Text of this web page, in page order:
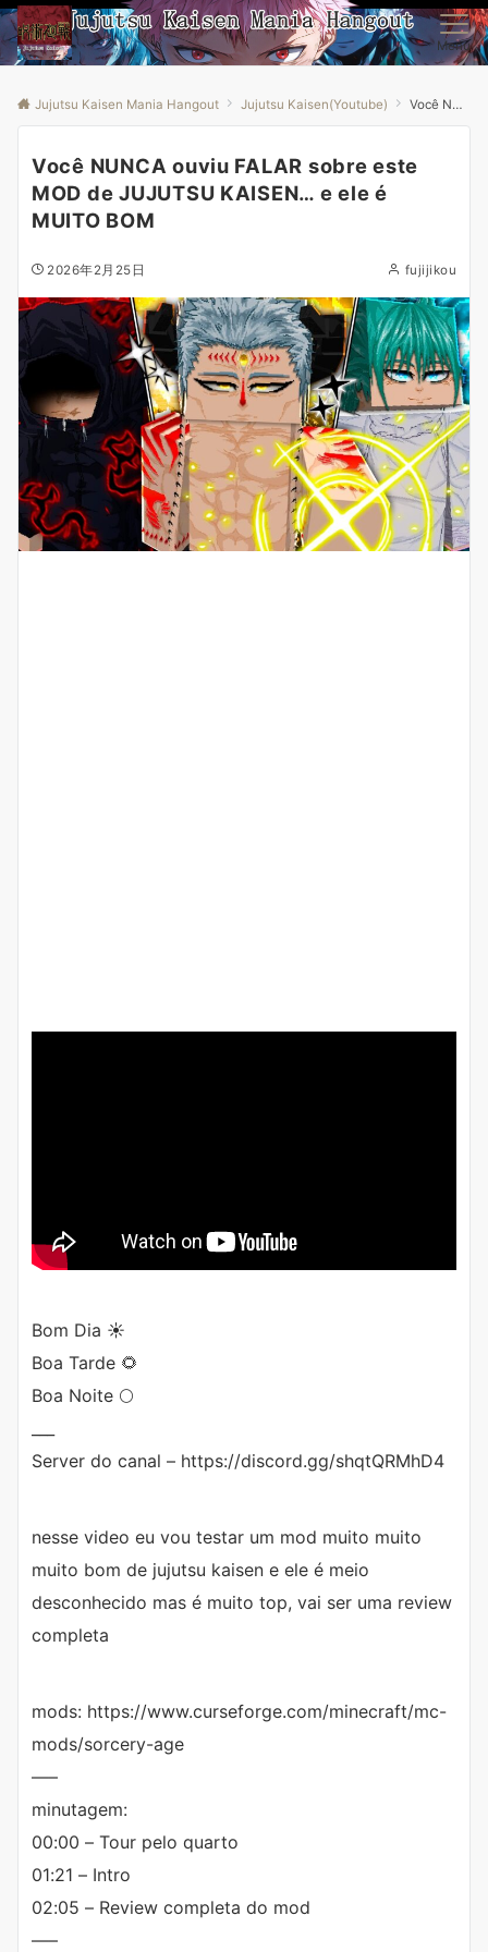
Menu
Jujutsu Kaisen Mania Hangout Jujutsu Kaisen(Youtube) Você NUNCA ouviu FALAR sobre este MOD de JUJUTSU KAISEN… e ele é MUITO BOM
Você NUNCA ouviu FALAR sobre este
MOD de JUJUTSU KAISEN… e ele é
MUITO BOM
2026年2月25日 fujijikou
Bom Dia ☀️
Boa Tarde 🌻
Boa Noite 🌕
Server do canal – https://discord.gg/shqtQRMhD4
nesse video eu vou testar um mod muito muito
muito bom de jujutsu kaisen e ele é meio
desconhecido mas é muito top, vai ser uma review
completa
mods: https://www.curseforge.com/minecraft/mc-
mods/sorcery-age
—–
minutagem:
00:00 – Tour pelo quarto
01:21 – Intro
02:05 – Review completa do mod
—–